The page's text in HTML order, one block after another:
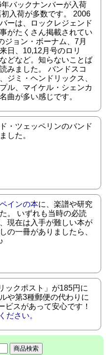
年バックナンバーが入荷
入荷が多数です。 2006
ーは、ロックレジェンド
がたくさん掲載されてい
ジョン・ボーナム、7月
日、10,12月号のロリ
どなど。知らないことば
みました。 バンドスコ
ジミ・ヘンドリックス、
ル、マイケル・シェンカ
曲が多い感じです。
・ツェッペリンのバンド
した。
インの本に、楽譜や研究
。 いずれも当時の必読
現在は入手が難しい本が
の一冊がありましたら、
ックポスト」が185円に
や第3種郵便の代わりに
ビスがあって安心です！
ださい。